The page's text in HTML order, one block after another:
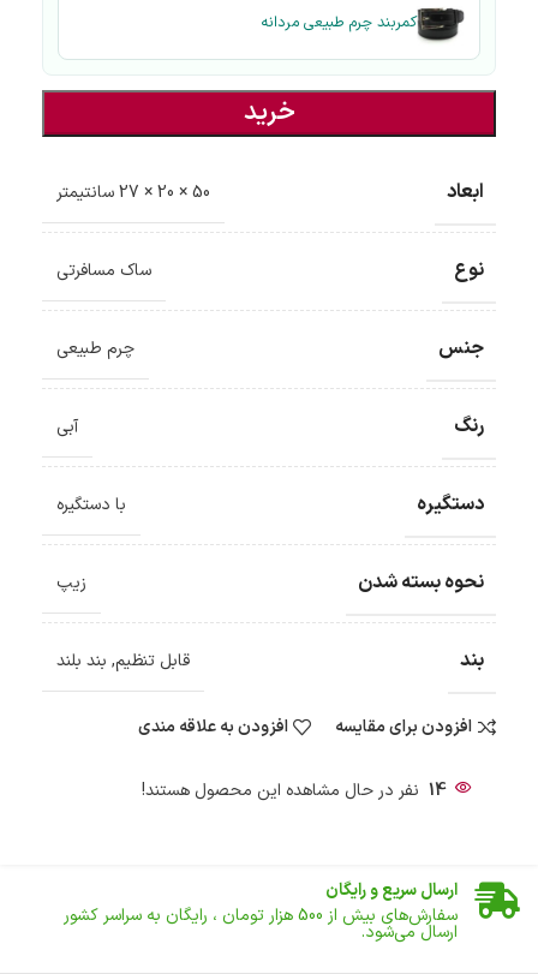
کمربند چرم طبیعی مردانه
خرید
ابعاد 50 × 20 × 27 سانتیمتر
نوع ساک مسافرتی
جنس چرم طبیعی
رنگ آبی
دستگیره با دستگیره
نحوه بسته شدن زیپ
بند قابل تنظیم, بند بلند
افزودن برای مقایسه افزودن به علاقه مندی
14 نفر در حال مشاهده این محصول هستند!
ارسال سریع و رایگان
سفارش‌های بیش از 500 هزار تومان ، رایگان به سراسر کشور
ارسال می‌شود.